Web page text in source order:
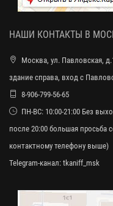
НАШИ КОНТАКТЫ В
Москва, ул. Павловская,
здание справа, вход с
8-906-799-56-65
ПН-ВС: 10:00-21:00 Без
после 20:00 большая
контактному телефону выше)
Telegram-канал: tkaniff_msk